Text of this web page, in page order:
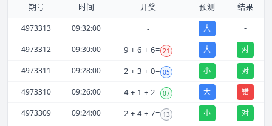
期号 时间 开奖 预测 结果
4973313 09:32:00 - 大 -
4973312 09:30:00 9 + 6 + 6= 21 大 对
4973311 09:28:00 2 + 3 + 0= 05 小 对
4973310 09:26:00 4+ 1 + 2= 07 大 错
4973309 09:24:00 2 + 4+ 7= 13 小 对